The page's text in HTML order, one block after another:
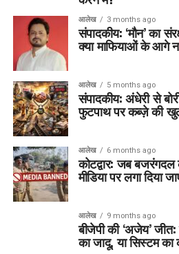
आलेख 3 months ago
संपादकीय: ‘मौन’ का
क्या माफियाओं के आगे
आलेख 5 months ago
संपादकीय: अंधेरी से
फुटपाथ पर कब्ज़े की
आलेख 6 months ago
कोटद्वार: जब
मीडिया पर लगा दिया
आलेख 9 months ago
बीजेपी की ‘अजेय’ जीत:
का जादू, या सिस्टम का